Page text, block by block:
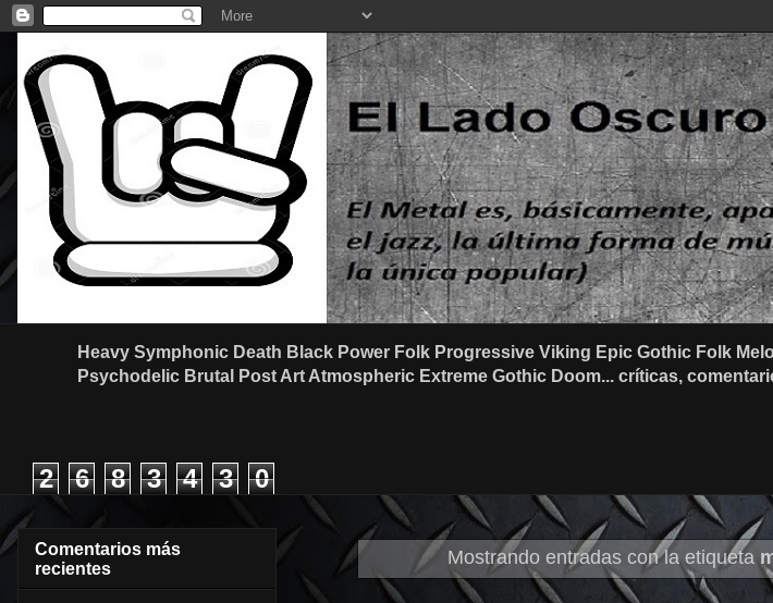
Heavy Symphonic Death Black Power Folk Progressive Viking Epic Gothic Folk
Psychodelic Brutal Post Art Atmospheric Extreme Gothic Doom... críticas,
2 6 8 3 4 3 0
Mostrando entradas con la etiqueta
Comentarios más
recientes